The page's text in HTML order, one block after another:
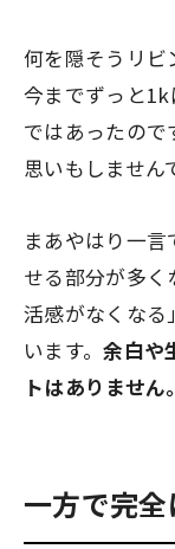
何を隠そうリビ
今までずっと
ではあったの
思いもしません
まあやはり一
せる部分が多
活感がなくなる
います。余白や
トはありません。
一方で完